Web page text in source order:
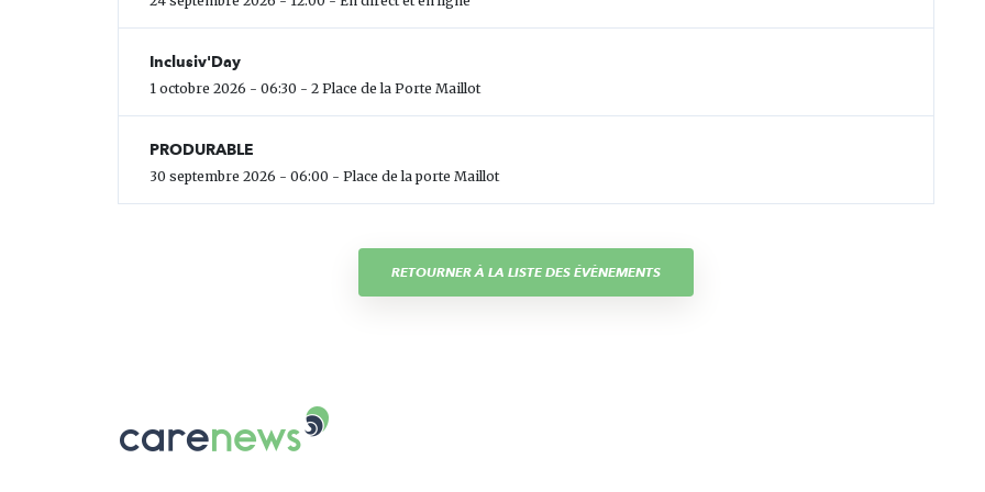
Inclusiv'Day
1 octobre 2026 - 06:30 - 2 Place de la Porte Maillot
PRODURABLE
30 septembre 2026 - 06:00 - Place de la porte Maillot
RETOURNER À LA LISTE DES ÉVÈNEMENTS
Le